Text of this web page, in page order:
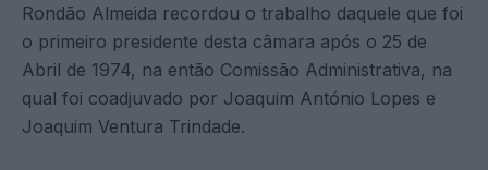
Rondão Almeida recordou o trabalho daquele que foi
o primeiro presidente desta câmara após o 25 de
Abril de 1974, na então Comissão Administrativa, na
qual foi coadjuvado por Joaquim António Lopes e
Joaquim Ventura Trindade.